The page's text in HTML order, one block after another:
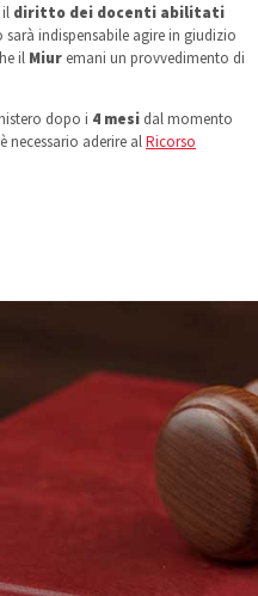
il diritto dei docenti abilitati
indispensabile agire in giudizio
il Miur emani un provvedimento di
dopo i 4 mesi dal momento
è necessario aderire alRicorso